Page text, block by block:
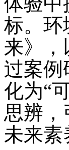
标。环
来》，
过案例
化为“
思辨，
未来素